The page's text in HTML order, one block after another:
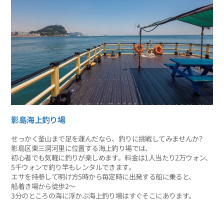
影島海上釣り場
せっかく釜山まで足を運んだなら、釣りに挑戦してみませんか？
影島区東三洞河里に位置する海上釣り場では、
初心者でも気軽に釣りが楽しめます。料金は1人当たり2万ウォン、
5千ウォンで釣り竿もレンタルできます。
エサを持参して明け方5時から毎定時に出発する船に乗ると、
船着き場から徒歩2～
3分のところの海に浮かぶ海上釣り場はすぐそこにあります。